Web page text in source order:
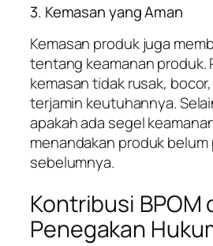
3. Kemasan yang Aman
Kemasan produk juga
tentang keamanan produk.
kemasan tidak rusak,
terjamin keutuhannya.
apakah ada segel
menandakan produk
sebelumnya.
Kontribusi BPOM
Penegakan